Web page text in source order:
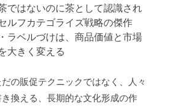
ではないのに茶として認識され
ルフカテゴライズ戦略の傑作
ラベルづけは、商品価値と市場
大きく変える
の販促テクニックではなく、人々
換える、長期的な文化形成の作